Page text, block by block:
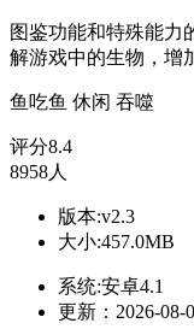
图鉴功能和特殊能力
解游戏中的生物，增
鱼吃鱼 休闲 吞噬
评分8.4
8958人
版本:v2.3
大小:457.0MB
系统:安卓4.1
更新：2026-08-